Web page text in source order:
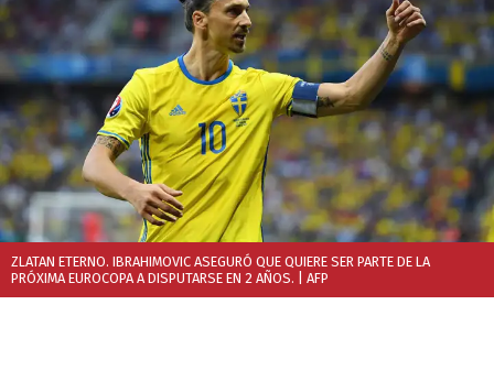
ZLATAN ETERNO. IBRAHIMOVIC ASEGURÓ QUE QUIERE SER PARTE DE LA
PRÓXIMA EUROCOPA A DISPUTARSE EN 2 AÑOS. | AFP